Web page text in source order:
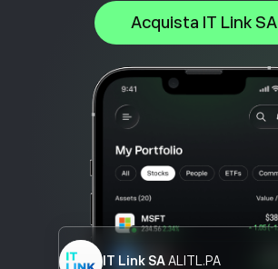
Acquista IT Link SA
IT Link SAALITL.PA